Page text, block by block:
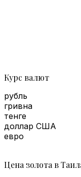
Курс валют
рубль
гривна
тенге
доллар США
евро
Цена золота в